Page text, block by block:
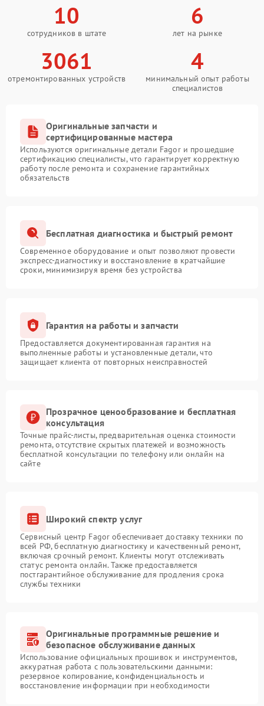
10
сотрудников в штате
6
лет на рынке
3061
отремонтированных устройств
4
минимальный опыт работы
специалистов
Оригинальные запчасти и
сертифицированные мастера
Используются оригинальные детали Fagor и прошедшие
сертификацию специалисты, что гарантирует корректную
работу после ремонта и сохранение гарантийных
обязательств
Бесплатная диагностика и быстрый ремонт
Современное оборудование и опыт позволяют провести
экспресс-диагностику и восстановление в кратчайшие
сроки, минимизируя время без устройства
Гарантия на работы и запчасти
Предоставляется документированная гарантия на
выполненные работы и установленные детали, что
защищает клиента от повторных неисправностей
Прозрачное ценообразование и бесплатная
консультация
Точные прайс-листы, предварительная оценка стоимости
ремонта, отсутствие скрытых платежей и возможность
бесплатной консультации по телефону или онлайн на
сайте
Широкий спектр услуг
Сервисный центр Fagor обеспечивает доставку техники по
всей РФ, бесплатную диагностику и качественный ремонт,
включая срочный ремонт. Клиенты могут отслеживать
статус ремонта онлайн. Также предоставляется
постгарантийное обслуживание для продления срока
службы техники
Оригинальные программные решение и
безопасное обслуживание данных
Использование официальных прошивок и инструментов,
аккуратная работа с пользовательскими данными:
резервное копирование, конфиденциальность и
восстановление информации при необходимости